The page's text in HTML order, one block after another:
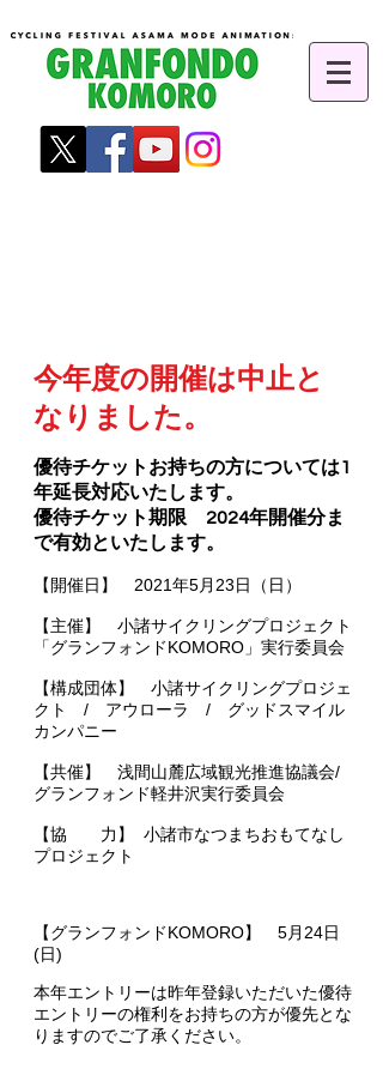
今年度の開催は中止と
なりました。
優待チケットお持ちの方については1
年延長対応いたします。
​優待チケット期限 2024年開催分ま
で有効といたします。​​
【開催日】 2021年5月23日（日）
【主催】 小諸サイクリングプロジェクト
「グランフォンドKOMORO」実行委員会
【構成団体】 小諸サイクリングプロジェ
クト / アウローラ / グッドスマイル
カンパニー
【共催】 浅間山麓広域観光推進協議会/
グランフォンド軽井沢実行委員会
【協 力】 小諸市なつまちおもてなし
プロジェクト
【グランフォンドKOMORO】 5月24日
(日)
本年エントリーは昨年登録いただいた優待
エントリーの権利をお持ちの方が優先とな
りますのでご了承ください。